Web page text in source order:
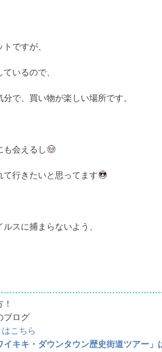
ですが、
いるので、
で、買い物が楽しい場所です。
も会えるし
行きたいと思ってます
スに捕まらないよう、
ブログ
はこちら
イキキ・ダウンタウン歴史街道ツアー」